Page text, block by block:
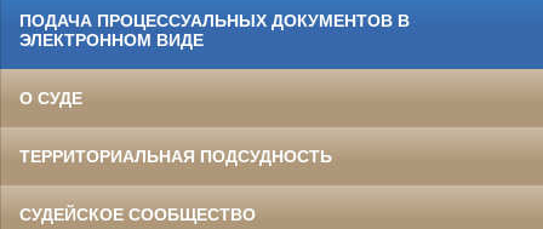
ПОДАЧА ПРОЦЕССУАЛЬНЫХ ДОКУМЕНТОВ В
ЭЛЕКТРОННОМ ВИДЕ
О СУДЕ
ТЕРРИТОРИАЛЬНАЯ ПОДСУДНОСТЬ
СУДЕЙСКОЕ СООБЩЕСТВО